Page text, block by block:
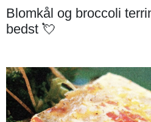
Blomkål og broccoli
bedst 💘